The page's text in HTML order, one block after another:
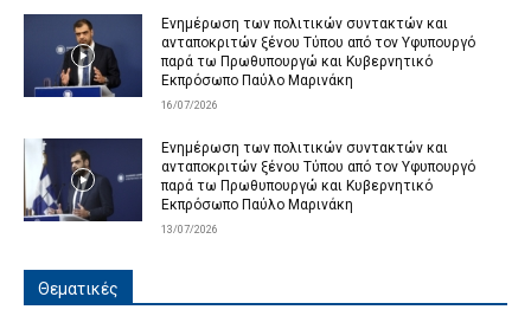
Ενημέρωση των πολιτικών συντακτών και
ανταποκριτών ξένου Τύπου από τον Υφυπουργό
παρά τω Πρωθυπουργώ και Κυβερνητικό
Εκπρόσωπο Παύλο Μαρινάκη
16/07/2026
Ενημέρωση των πολιτικών συντακτών και
ανταποκριτών ξένου Τύπου από τον Υφυπουργό
παρά τω Πρωθυπουργώ και Κυβερνητικό
Εκπρόσωπο Παύλο Μαρινάκη
13/07/2026
Θεματικές